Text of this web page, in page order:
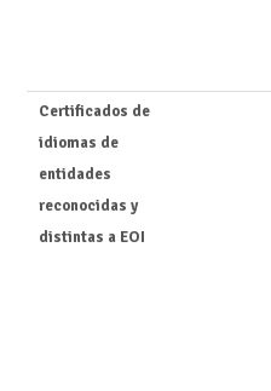
Certificados de
idiomas de
entidades
reconocidas y
distintas a EOI